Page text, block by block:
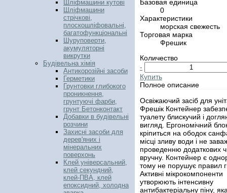
Шліфмашини кутові
Шліфмашини
стрічкові,
плоскошліфовальні,
багатофункціональні
Шуруповерти,
акумуляторні
викрутки
Будівельна хімія
Антикорозійні засоби
Герметики
Грунтовки глибокого
проникнення,
грунтуючі фарби,
грунт Бетонконтакт
Добавки в будівельні
розчини
Захисні засоби для
дерев'яних і
мінеральних
поверхонь
Клей універсальний,
клей секундний,
клей-ПВА, клей
епоксидний, холодна
Базовая единица
0
Характеристики
морская свежесть
Торговая марка
Фрешик
Количество
-
Купить
Полное описание
Освіжаючий засіб для
Фрешік Контейнер
туалету блискучий і
вигляд. Ергономічний
кріпиться на ободок
місці зливу води і не
проведенню додаткових
вручну. Контейнер є
тому не порушує правил
Активні мікрокомпоненти
утворюють інтенсивну
антибактеріальну піну,